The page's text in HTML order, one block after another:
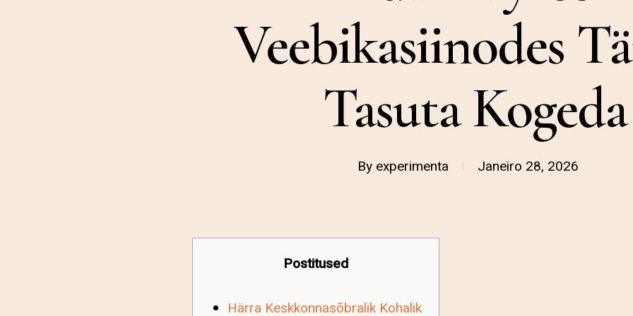
Veebikasiinodes
Tasuta Kogeda
By experimenta Janeiro 28, 2026
Postitused
Härra Keskkonnasõbralik Kohalik